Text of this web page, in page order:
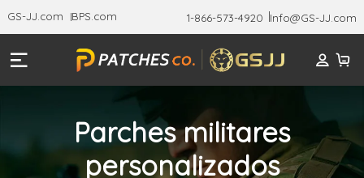
GS-JJ.com BPS.com 1-866-573-4920 Info@GS-JJ.com
Parches militares
personalizados